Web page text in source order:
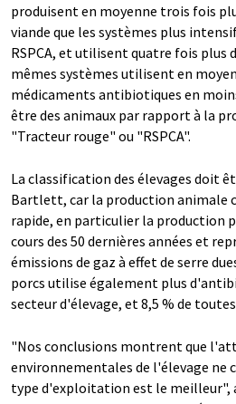
produisent en moyenne trois fois
viande que les systèmes plus
RSPCA, et utilisent quatre fois plus
mêmes systèmes utilisent en
médicaments antibiotiques en
être des animaux par rapport à la
"Tracteur rouge" ou "RSPCA".
La classification des élevages doit
Bartlett, car la production animale
rapide, en particulier la production
cours des 50 dernières années et
émissions de gaz à effet de serre
porcs utilise également plus
secteur d'élevage, et 8,5 % de
"Nos conclusions montrent que
environnementales de l'élevage ne
type d'exploitation est le meilleur",